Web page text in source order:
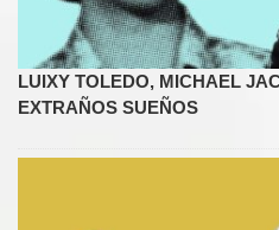
LUIXY TOLEDO, MICHAEL
EXTRAÑOS SUEÑOS